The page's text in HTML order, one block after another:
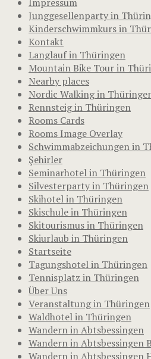
Junggesellenparty in
Kinderschwimmkurs in
Kontakt
Langlauf in Thüringen
Mountain Bike Tour in
Nearby places
Nordic Walking in
Rennsteig in Thüringen
Rooms Cards
Rooms Image Overlay
Schwimmabzeichungen in
Şehirler
Seminarhotel in Thüringen
Silvesterparty in Thüringen
Skihotel in Thüringen
Skischule in Thüringen
Skitourismus in Thüringen
Skiurlaub in Thüringen
Startseite
Tagungshotel in Thüringen
Tennisplatz in Thüringen
Über Uns
Veranstaltung in Thüringen
Waldhotel in Thüringen
Wandern in Abtsbessingen
Wandern in Abtsbessingen
Wandern in Abtsbessingen